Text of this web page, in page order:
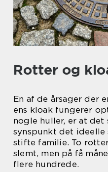
Rotter og
En af de årsager der
ens kloak fungerer
nogle huller, er at det
synspunkt det
stifte familie. To
slemt, men på få
flere hundrede.